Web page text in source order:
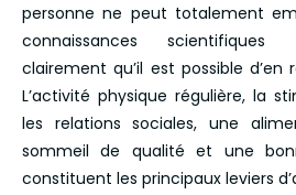
personne ne peut totalement
connaissances
clairement qu’il est possible
L’activité physique régulière, la
les relations sociales, une
sommeil de qualité et une
constituent les principaux leviers